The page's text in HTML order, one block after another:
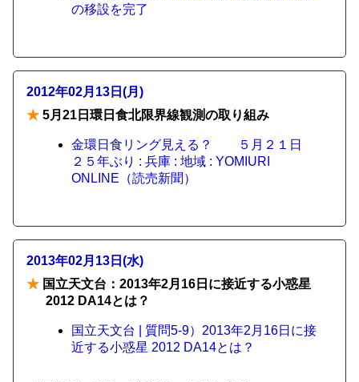
の移設を完了
2012年02月13日(月)
★ 5月21日環日食北限界線観測の取り組み
金環日食リング見える？ ５月２１日
２５年ぶり : 兵庫 : 地域 : YOMIURI
ONLINE（読売新聞）
2013年02月13日(水)
★ 国立天文台：2013年2月16日に接近する小惑星
2012 DA14とは？
国立天文台 | 質問5-9）2013年2月16日に接
近する小惑星 2012 DA14とは？